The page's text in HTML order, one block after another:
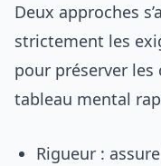
Deux approches
strictement les
pour préserver les
tableau mental
Rigueur :